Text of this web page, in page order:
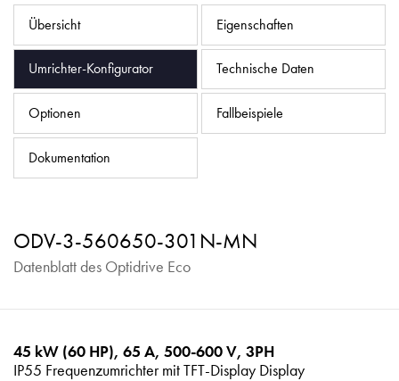
Übersicht Eigenschaften
Umrichter-Konfigurator Technische Daten
Optionen Fallbeispiele
Dokumentation
ODV-3-560650-301N-MN
Datenblatt des Optidrive Eco
45 kW (60 HP), 65 A, 500-600 V, 3PH
IP55 Frequenzumrichter mit TFT-Display Display
Datenschutzrichtlinie
Sitemap